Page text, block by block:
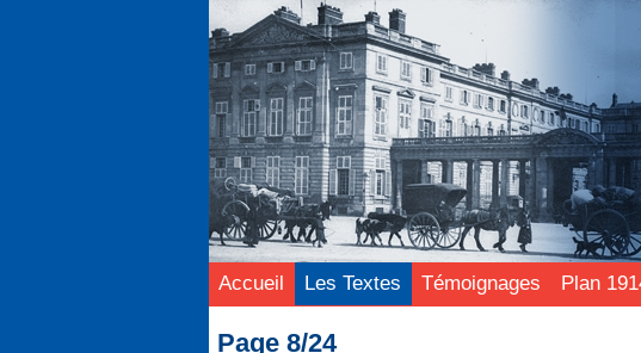
Accueil Les Textes Témoignages Plan
Page 8/24